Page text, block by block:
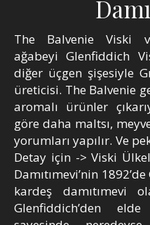
The Balvenie Viski ve Damıtımevi’nin büyük
ağabeyi Glenfiddich
diğer üçgen şişesiyle
üreticisi. The Balvenie
aromalı ürünler
göre daha maltsı,
yorumları yapılır. Ve
Detay için -> Viski
Damıtımevi’nin
kardeş damıtımevi
Glenfiddich’den